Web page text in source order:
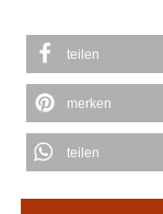
teilen
merken
teilen